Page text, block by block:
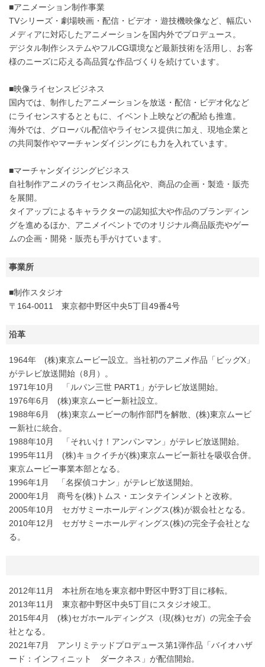
■アニメーション制作事業
TVシリーズ・劇場映画・配信・ビデオ・遊技機映像など、幅広い
メディアに対応したアニメーションを国内外でプロデュース。
デジタル制作システムやフルCG環境など最新技術を活用し、お客
様のニーズに応える高品質な作品づくりを続けています。
■映像ライセンスビジネス
国内では、制作したアニメーションを放送・配信・ビデオ化など
にライセンスするとともに、イベント上映などの配給も推進。
海外では、グローバル配信やライセンス提供に加え、現地企業と
の共同製作やマーチャンダイジングにも力を入れています。
■マーチャンダイジングビジネス
自社制作アニメのライセンス商品化や、商品の企画・製造・販売
を展開。
タイアップによるキャラクターの認知拡大や作品のブランディン
グを進めるほか、アニメイベントでのオリジナル商品販売やゲー
ムの企画・開発・販売も手がけています。
事業所
■制作スタジオ
〒164-0011 東京都中野区中央5丁目49番4号
沿革
1964年 (株)東京ムービー設立。当社初のアニメ作品「ビッグX」
がテレビ放送開始（8月）。
1971年10月 「ルパン三世 PART1」がテレビ放送開始。
1976年6月 (株)東京ムービー新社設立。
1988年6月 (株)東京ムービーの制作部門を解散、(株)東京ムービ
ー新社に統合。
1988年10月 「それいけ！アンパンマン」がテレビ放送開始。
1995年11月 (株)キョクイチが(株)東京ムービー新社を吸収合併。
東京ムービー事業本部となる。
1996年1月 「名探偵コナン」がテレビ放送開始。
2000年1月 商号を(株)トムス・エンタテインメントと改称。
2005年10月 セガサミーホールディングス(株)が親会社となる。
2010年12月 セガサミーホールディングス(株)の完全子会社とな
る。
2012年11月 本社所在地を東京都中野区中野3丁目に移転。
2013年11月 東京都中野区中央5丁目にスタジオ竣工。
2015年4月 (株)セガホールディングス（現(株)セガ）の完全子会
社となる。
2021年7月 アンリミテッドプロデュース第1弾作品「バイオハザ
ード：インフィニット ダークネス」が配信開始。